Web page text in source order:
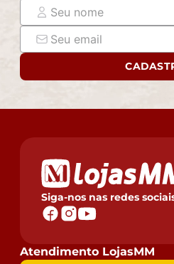
assine o comprovante de
- Montagem, desmontagem e
de responsabilidade do cliente.
responsabilizamos, no ato da
escadas/elevadores ou pelo
Siga-nos nas redes
Atendimento LojasMM